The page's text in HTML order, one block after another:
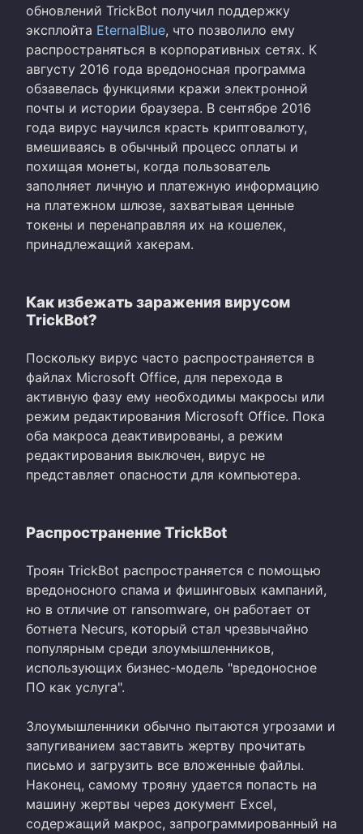
обновлений TrickBot получил поддержку
эксплойта EternalBlue, что позволило ему
распространяться в корпоративных сетях. К
августу 2016 года вредоносная программа
обзавелась функциями кражи электронной
почты и истории браузера. В сентябре 2016
года вирус научился красть криптовалюту,
вмешиваясь в обычный процесс оплаты и
похищая монеты, когда пользователь
заполняет личную и платежную информацию
на платежном шлюзе, захватывая ценные
токены и перенаправляя их на кошелек,
принадлежащий хакерам.
Как избежать заражения вирусом
TrickBot?
Поскольку вирус часто распространяется в
файлах Microsoft Office, для перехода в
активную фазу ему необходимы макросы или
режим редактирования Microsoft Office. Пока
оба макроса деактивированы, а режим
редактирования выключен, вирус не
представляет опасности для компьютера.
Распространение TrickBot
Троян TrickBot распространяется с помощью
вредоносного спама и фишинговых кампаний,
но в отличие от ransomware, он работает от
ботнета Necurs, который стал чрезвычайно
популярным среди злоумышленников,
использующих бизнес-модель "вредоносное
ПО как услуга".
Злоумышленники обычно пытаются угрозами и
запугиванием заставить жертву прочитать
письмо и загрузить все вложенные файлы.
Наконец, самому трояну удается попасть на
машину жертвы через документ Excel,
содержащий макрос, запрограммированный на